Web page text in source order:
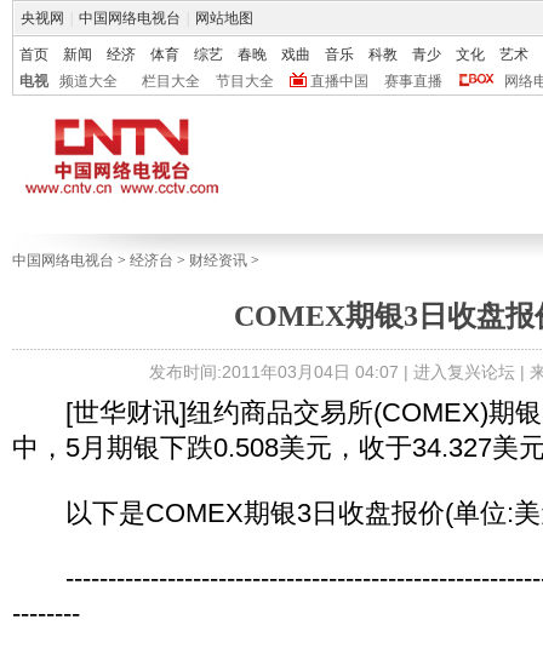
央视网 中国网络电视台 网站地图
首页 新闻 经济 体育 综艺 春晚 戏曲 音乐 科教 青少 文化
艺术
电视
频道大全 栏目大全 节目大全 直播中国 赛事直播 网络
中国网络电视台 > 经济台 > 财经资讯 >
COMEX期银3日收盘报
发布时间:2011年03月04日 04:07 | 进入复兴论坛|
[世华财讯]纽约商品交易所(COMEX)期银
中，5月期银下跌0.508美元，收于34.327美
以下是COMEX期银3日收盘报价(单位:美
--------